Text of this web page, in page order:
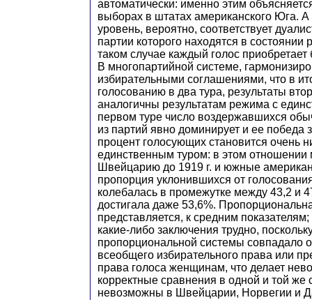
автоматически: именно этим
выборах в штатах американского Юга.
уровень, вероятно, соответствует
партии которого находятся в состоянии
таком случае каждый голос
В многопартийной системе,
избирательными соглашениями, что в
голосованию в два тура, результаты
аналогичны результатам режима с
первом туре число воздержавшихся
из партий явно доминирует и ее победа
процент голосующих становится очень
единственным туром: в этом отношении
Швейцарию до 1919 г. и южные
пропорция уклонившихся от
колебалась в промежутке между 43,2 и
достигала даже 53,6%.
представляется, к средним
какие-либо заключения трудно,
пропорциональной системы совпадало
всеобщего избирательного права или
права голоса женщинам, что делает
корректные сравнения в одной и той же
невозможны в Швейцарии, Норвегии и